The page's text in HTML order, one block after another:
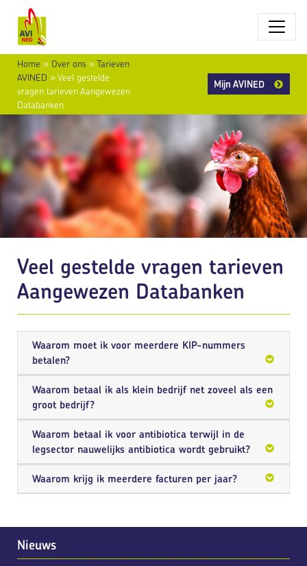
Home » Over ons »Tarieven
AVINED »Veel gestelde
vragen tarieven Aangewezen
Databanken
Mijn AVINED
Nieuws
Veel gestelde vragen tarieven
Aangewezen Databanken
Waarom moet ik voor meerdere KIP-nummers
betalen?
Waarom betaal ik als klein bedrijf net zoveel als een
groot bedrijf?
Waarom betaal ik voor antibiotica terwijl in de
legsector nauwelijks antibiotica wordt gebruikt?
Waarom krijg ik meerdere facturen per jaar?